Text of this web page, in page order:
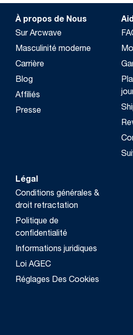
À propos de Nous
Sur Arcwave
Masculinité moderne
Carrière
Blog
Affiliés
Presse
Légal
Conditions générales &
droit retractation
Politique de
confidentialité
Informations juridiques
Loi AGEC
Réglages Des Cookies